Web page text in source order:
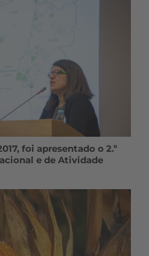
foi apresentado o 2.º
e de Atividade